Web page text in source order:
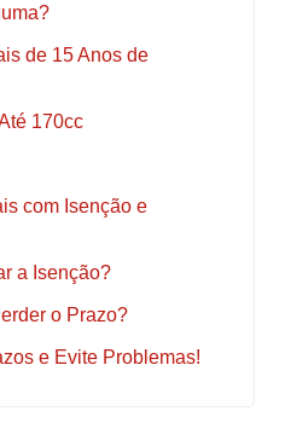
de 15 Anos de
170cc
com Isenção e
a Isenção?
o Prazo?
e Evite Problemas!